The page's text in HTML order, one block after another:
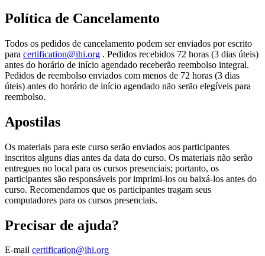
Política de Cancelamento
Todos os pedidos de cancelamento podem ser enviados por escrito
para certification@ihi.org . Pedidos recebidos 72 horas (3 dias úteis)
antes do horário de início agendado receberão reembolso integral.
Pedidos de reembolso enviados com menos de 72 horas (3 dias
úteis) antes do horário de início agendado não serão elegíveis para
reembolso.
Apostilas
Os materiais para este curso serão enviados aos participantes
inscritos alguns dias antes da data do curso. Os materiais não serão
entregues no local para os cursos presenciais; portanto, os
participantes são responsáveis por imprimi-los ou baixá-los antes do
curso. Recomendamos que os participantes tragam seus
computadores para os cursos presenciais.
Precisar de ajuda?
E-mail certification@ihi.org